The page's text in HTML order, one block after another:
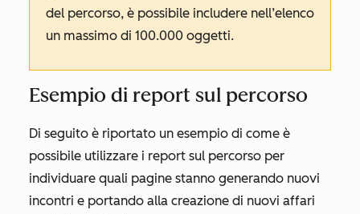
del percorso, è possibile includere nell’elenco
un massimo di 100.000 oggetti.
Esempio di report sul percorso
Di seguito è riportato un esempio di come è
possibile utilizzare i report sul percorso per
individuare quali pagine stanno generando nuovi
incontri e portando alla creazione di nuovi affari